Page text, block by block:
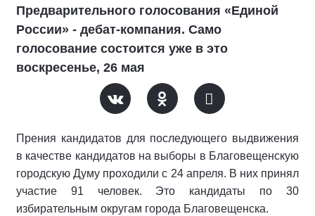
Предварительного голосования «Единой
России» - дебат-компания. Само
голосование состоится уже в это
воскресенье, 26 мая
Прения кандидатов для последующего выдвижения
в качестве кандидатов на выборы в Благовещенскую
городскую Думу проходили с 24 апреля. В них принял
участие 91 человек. Это кандидаты по 30
избирательным округам города Благовещенска.